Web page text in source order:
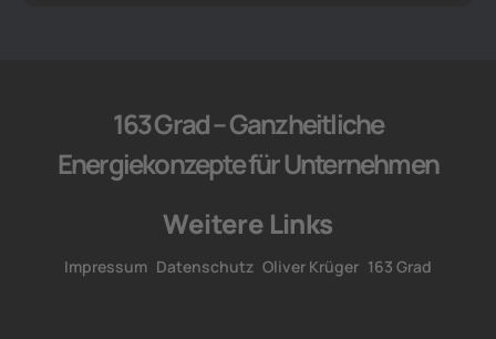
163 Grad – Ganzheitliche
Energiekonzepte für Unternehmen
Weitere Links
Impressum Datenschutz Oliver Krüger 163 Grad